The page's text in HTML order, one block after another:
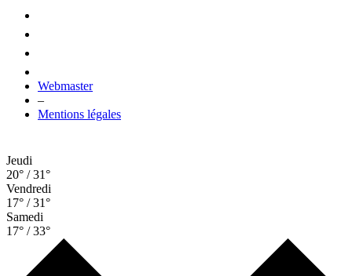
Webmaster
–
Mentions légales
Jeudi
20° / 31°
Vendredi
17° / 31°
Samedi
17° / 33°